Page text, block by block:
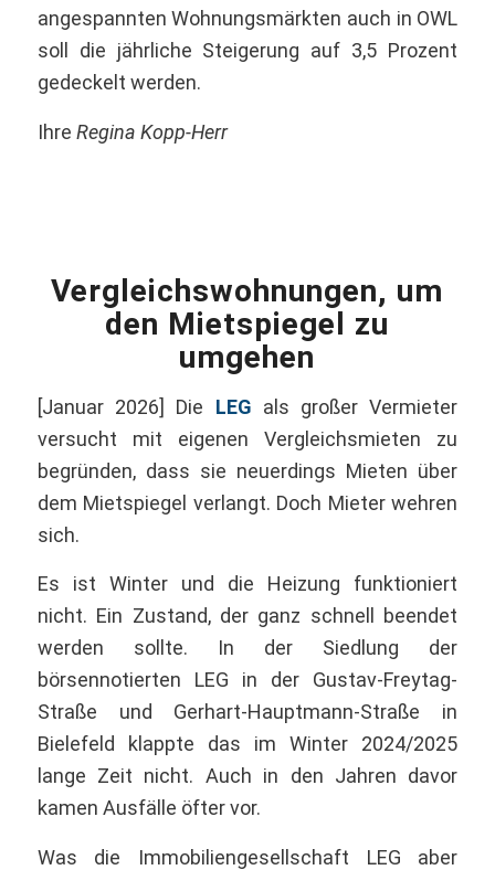
angespannten Wohnungsmärkten auch in OWL
soll die jährliche Steigerung auf 3,5 Prozent
gedeckelt werden.
Ihre Regina Kopp-Herr
Vergleichswohnungen, um
den Mietspiegel zu
umgehen
[Januar 2026] Die LEG als großer Vermieter
versucht mit eigenen Vergleichsmieten zu
begründen, dass sie neuerdings Mieten über
dem Mietspiegel verlangt. Doch Mieter wehren
sich.
Es ist Winter und die Heizung funktioniert
nicht. Ein Zustand, der ganz schnell beendet
werden sollte. In der Siedlung der
börsennotierten LEG in der Gustav-Freytag-
Straße und Gerhart-Hauptmann-Straße in
Bielefeld klappte das im Winter 2024/2025
lange Zeit nicht. Auch in den Jahren davor
kamen Ausfälle öfter vor.
Was die Immobiliengesellschaft LEG aber